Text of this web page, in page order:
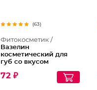
(63)
Фитокосметик /
Вазелин
косметический для
губ со вкусом
"Увлажнение и
72 ₽